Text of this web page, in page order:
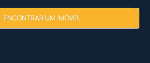
ENCONTRAR UM IMÓVEL